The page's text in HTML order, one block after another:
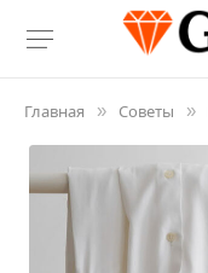
Главная » Советы »